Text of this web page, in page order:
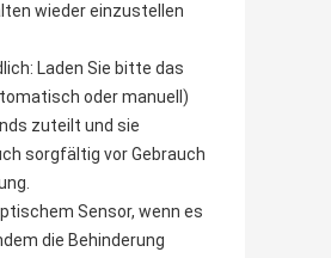
wieder einzustellen
Laden Sie bitte das
oder manuell)
zuteilt und sie
sorgfältig vor Gebrauch
Sensor, wenn es
die Behinderung